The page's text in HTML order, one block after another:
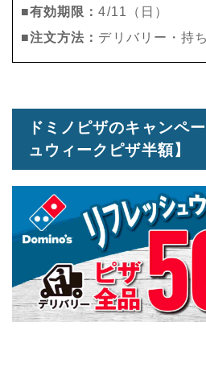
■有効期限：4/11（日）
■注文方法： デリバリー・持
ドミノピザのキャンペ
ュウィークピザ半額】